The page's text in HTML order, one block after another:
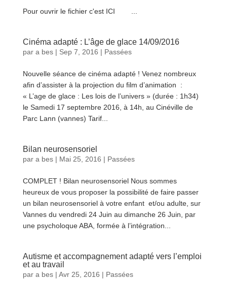
Pour ouvrir le fichier c'est ICI ...
Cinéma adapté : L’âge de glace 14/09/2016
par a bes| Sep 7, 2016 | Passées
Nouvelle séance de cinéma adapté ! Venez nombreux
afin d’assister à la projection du film d’animation :
« L’age de glace : Les lois de l’univers » (durée : 1h34)
le Samedi 17 septembre 2016, à 14h, au Cinéville de
Parc Lann (vannes) Tarif...
Bilan neurosensoriel
par a bes| Mai 25, 2016 | Passées
COMPLET ! Bilan neurosensoriel Nous sommes
heureux de vous proposer la possibilité de faire passer
un bilan neurosensoriel à votre enfant et/ou adulte, sur
Vannes du vendredi 24 Juin au dimanche 26 Juin, par
une psycholoque ABA, formée à l’intégration...
Autisme et accompagnement adapté vers l’emploi
et au travail
par a bes| Avr 25, 2016 | Passées